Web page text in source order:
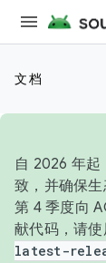
文档
自 2026 年起
致，并确保
第 4 季度向
献代码，请使
latest-